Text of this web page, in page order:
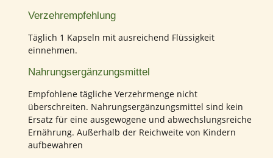
Verzehrempfehlung
Täglich 1 Kapseln mit ausreichend Flüssigkeit
einnehmen.
Nahrungsergänzungsmittel
Empfohlene tägliche Verzehrmenge nicht
überschreiten. Nahrungsergänzungsmittel sind kein
Ersatz für eine ausgewogene und abwechslungsreiche
Ernährung. Außerhalb der Reichweite von Kindern
aufbewahren